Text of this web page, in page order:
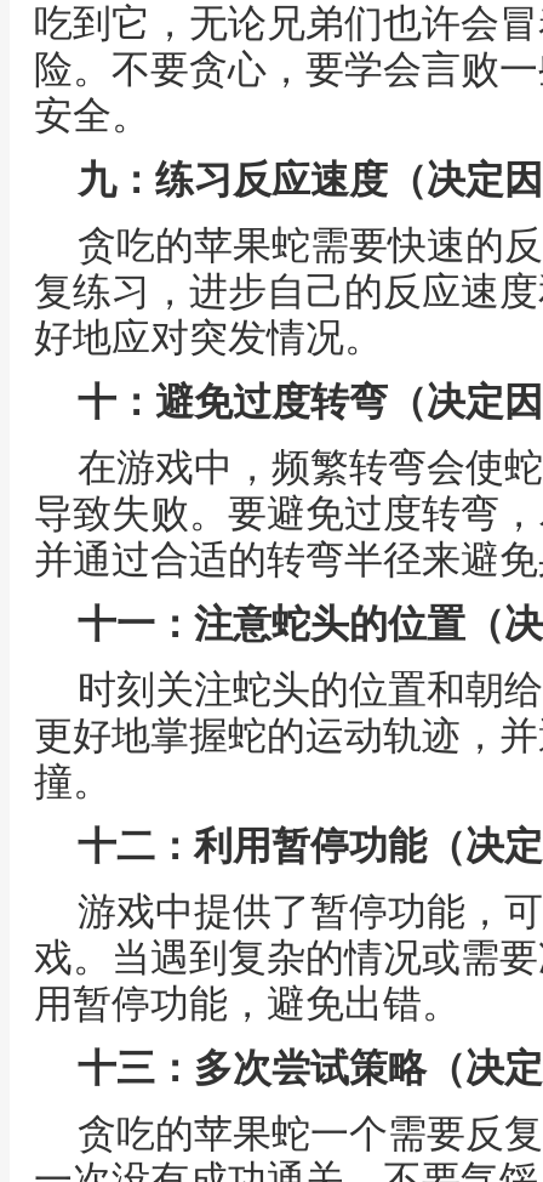
吃到它，无论兄弟们也许会
险。不要贪心，要学会言败
安全。
九：练习反应速度（决定
贪吃的苹果蛇需要快速的
复练习，进步自己的反应速
好地应对突发情况。
十：避免过度转弯（决定
在游戏中，频繁转弯会使
导致失败。要避免过度转弯
并通过合适的转弯半径来避
十一：注意蛇头的位置（
时刻关注蛇头的位置和朝
更好地掌握蛇的运动轨迹，
撞。
十二：利用暂停功能（决
游戏中提供了暂停功能，
戏。当遇到复杂的情况或需
用暂停功能，避免出错。
十三：多次尝试策略（决
贪吃的苹果蛇一个需要反